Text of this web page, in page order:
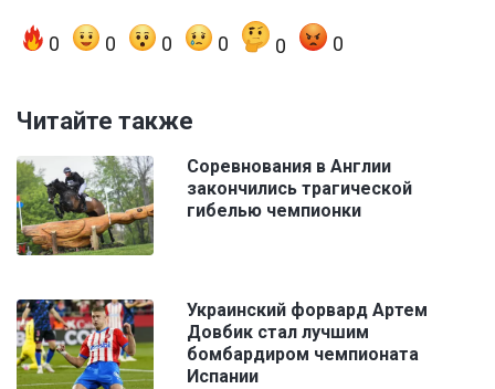
0 0 0 0 0 0
Читайте также
Соревнования в Англии
закончились трагической
гибелью чемпионки
Украинский форвард Артем
Довбик стал лучшим
бомбардиром чемпионата
Испании